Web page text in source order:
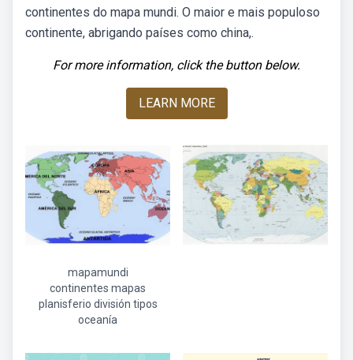
continentes do mapa mundi. O maior e mais populoso
continente, abrigando países como china,.
For more information, click the button below.
LEARN MORE
mapamundi
continentes mapas
planisferio división tipos
oceanía